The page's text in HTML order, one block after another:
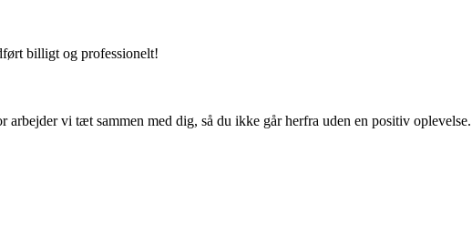
billigt og professionelt!
vi tæt sammen med dig, så du ikke går herfra uden en positiv oplevelse.